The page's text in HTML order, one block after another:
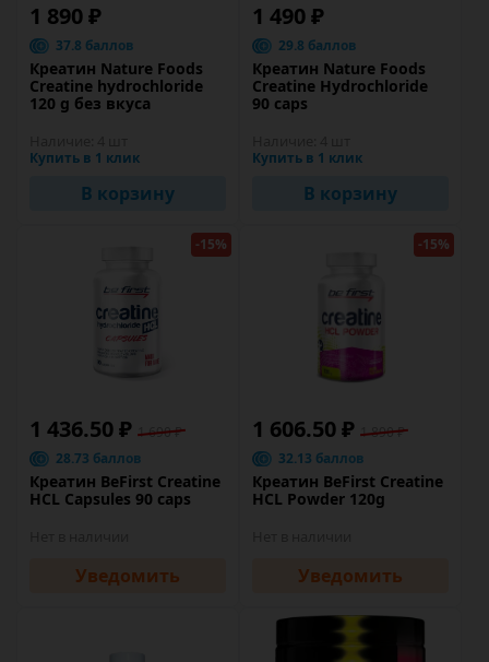
1 890 ₽
37.8 баллов
Креатин Nature Foods
Creatine hydrochloride
120 g без вкуса
Купить в 1 клик
В корзину
1 490 ₽
29.8 баллов
Креатин Nature Foods
Creatine Hydrochloride
90 caps
Купить в 1 клик
В корзину
-15%
1 436.50 ₽ 1 690 ₽
28.73 баллов
Креатин BeFirst Creatine
HCL Capsules 90 caps
Уведомить
-15%
1 606.50 ₽ 1 890 ₽
32.13 баллов
Креатин BeFirst Creatine
HCL Powder 120g
Уведомить